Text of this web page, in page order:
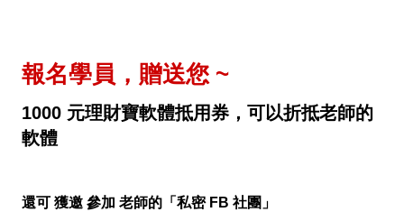
報名學員，贈送您 ~
1000 元理財寶軟體抵用券，可以折抵老師的
軟體
還可 獲邀 參加 老師的 「 私密 FB 社團 」